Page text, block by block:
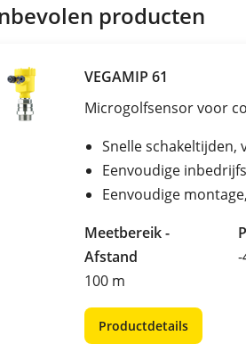
producten
VEGAMIP 61
Microgolfsensor voor
Snelle schakeltijden,
Eenvoudige
Eenvoudige
Meetbereik -
Afstand
100 m
-
Productdetails